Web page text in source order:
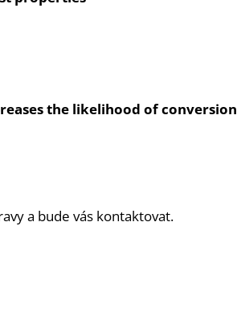
the likelihood of conversion
a bude vás kontaktovat.